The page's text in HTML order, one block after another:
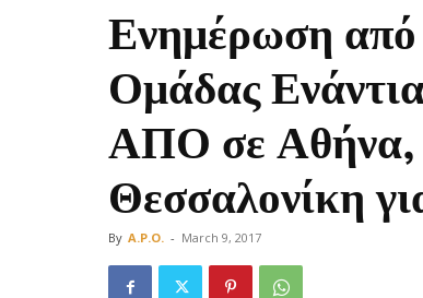
Πολιτική
Οργάνωση
Ενημέρωση από
Ομάδας
ΑΠΟ σε Αθήνα,
Θεσσαλονίκη
By A.P.O. - March 9, 2017